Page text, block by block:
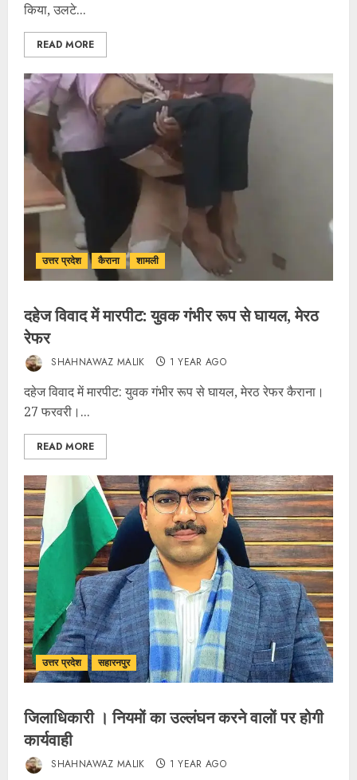
किया, उलटे...
READ MORE
उत्तर प्रदेश कैराना शामली
दहेज विवाद में मारपीट: युवक गंभीर रूप से घायल, मेरठ
रेफर
SHAHNAWAZ MALIK 1 YEAR AGO
दहेज विवाद में मारपीट: युवक गंभीर रूप से घायल, मेरठ रेफर कैराना।
27 फरवरी।...
READ MORE
उत्तर प्रदेश सहारनपुर
जिलाधिकारी । नियमों का उल्लंघन करने वालों पर होगी
कार्यवाही
SHAHNAWAZ MALIK 1 YEAR AGO